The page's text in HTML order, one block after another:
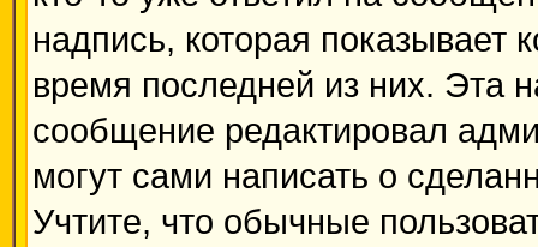
надпись, которая показывает
время последней из них. Эта
сообщение редактировал
могут сами написать о
Учтите, что обычные